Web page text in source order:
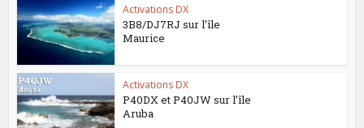
Activations DX
3B8/DJ7RJ sur l’île
Maurice
Activations DX
P40DX et P40JW sur l’île
Aruba